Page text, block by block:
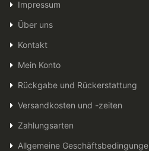
Impressum
Über uns
Kontakt
Mein Konto
Rückgabe und Rückerstattung
Versandkosten und -zeiten
Zahlungsarten
Allgemeine